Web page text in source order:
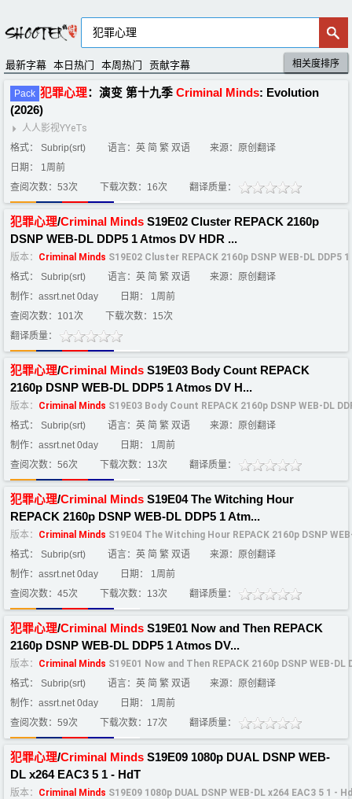
最新字幕 本日热门 本周热门 贡献字幕 默认排序
评分排序
相关度排序
Pack 犯罪心理：演变 第十九季 Criminal Minds: Evolution
(2026)
人人影视YYeTs
格式： Subrip(srt)
语言：英 简 繁 双语
来源：原创翻译
日期： 1周前
查阅次数：53次
下载次数：16次 翻译质量：
犯罪心理/Criminal Minds S19E02 Cluster REPACK 2160p
DSNP WEB-DL DDP5 1 Atmos DV HDR ...
版本： Criminal Minds S19E02 Cluster REPACK 2160p DSNP WEB-DL DDP5
格式： Subrip(srt)
语言：英 简 繁 双语
来源：原创翻译
制作：assrt.net 0day
日期： 1周前
查阅次数：101次
下载次数：15次
翻译质量：
犯罪心理/Criminal Minds S19E03 Body Count REPACK
2160p DSNP WEB-DL DDP5 1 Atmos DV H...
版本： Criminal Minds S19E03 Body Count REPACK 2160p DSNP WEB-DL
格式： Subrip(srt)
语言：英 简 繁 双语
来源：原创翻译
制作：assrt.net 0day
日期： 1周前
查阅次数：56次
下载次数：13次 翻译质量：
犯罪心理/Criminal Minds S19E04 The Witching Hour
REPACK 2160p DSNP WEB-DL DDP5 1 Atm...
版本： Criminal Minds S19E04 The Witching Hour REPACK 2160p DSNP
格式： Subrip(srt)
语言：英 简 繁 双语
来源：原创翻译
制作：assrt.net 0day
日期： 1周前
查阅次数：45次
下载次数：13次 翻译质量：
犯罪心理/Criminal Minds S19E01 Now and Then REPACK
2160p DSNP WEB-DL DDP5 1 Atmos DV...
版本： Criminal Minds S19E01 Now and Then REPACK 2160p DSNP WEB-
格式： Subrip(srt)
语言：英 简 繁 双语
来源：原创翻译
制作：assrt.net 0day
日期： 1周前
查阅次数：59次
下载次数：17次 翻译质量：
犯罪心理/Criminal Minds S19E09 1080p DUAL DSNP WEB-
DL x264 EAC3 5 1 - HdT
版本： Criminal Minds S19E09 1080p DUAL DSNP WEB-DL x264 EAC3 5 1 -